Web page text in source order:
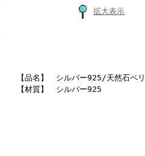
拡大表示
【品名】 シルバー925/天然石ペリ
【材質】 シルバー925